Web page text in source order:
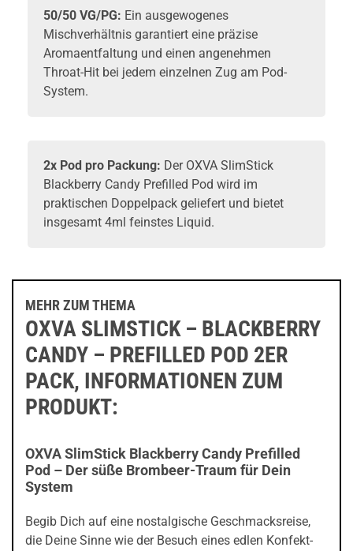
50/50 VG/PG: Ein ausgewogenes
Mischverhältnis garantiert eine präzise
Aromaentfaltung und einen angenehmen
Throat-Hit bei jedem einzelnen Zug am Pod-
System.
2x Pod pro Packung: Der OXVA SlimStick
Blackberry Candy Prefilled Pod wird im
praktischen Doppelpack geliefert und bietet
insgesamt 4ml feinstes Liquid.
MEHR ZUM THEMA
OXVA SLIMSTICK – BLACKBERRY
CANDY – PREFILLED POD 2ER
PACK, INFORMATIONEN ZUM
PRODUKT:
OXVA SlimStick Blackberry Candy Prefilled
Pod – Der süße Brombeer-Traum für Dein
System
Begib Dich auf eine nostalgische Geschmacksreise,
die Deine Sinne wie der Besuch eines edlen Konfekt-